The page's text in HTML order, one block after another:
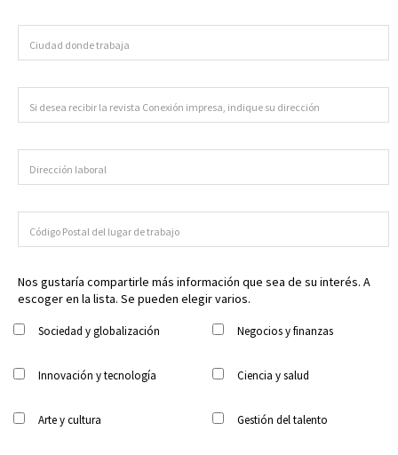
Nos gustaría compartirle más información que sea de su interés. A
escoger en la lista. Se pueden elegir varios.
Sociedad y globalización Negocios y finanzas
Innovación y tecnología Ciencia y salud
Arte y cultura Gestión del talento